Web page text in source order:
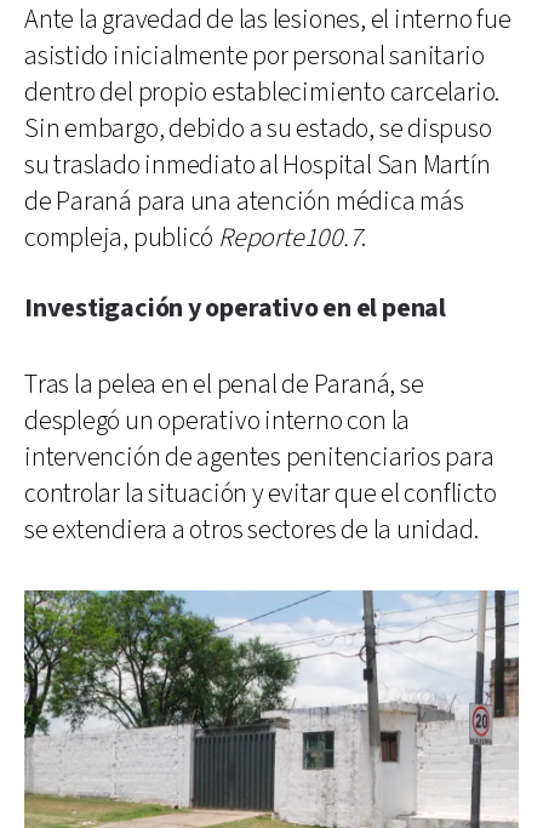
Ante la gravedad de las lesiones, el interno fue
asistido inicialmente por personal sanitario
dentro del propio establecimiento carcelario.
Sin embargo, debido a su estado, se dispuso
su traslado inmediato al Hospital San Martín
de Paraná para una atención médica más
compleja, publicó Reporte100.7.
Investigación y operativo en el penal
Tras la pelea en el penal de Paraná, se
desplegó un operativo interno con la
intervención de agentes penitenciarios para
controlar la situación y evitar que el conflicto
se extendiera a otros sectores de la unidad.